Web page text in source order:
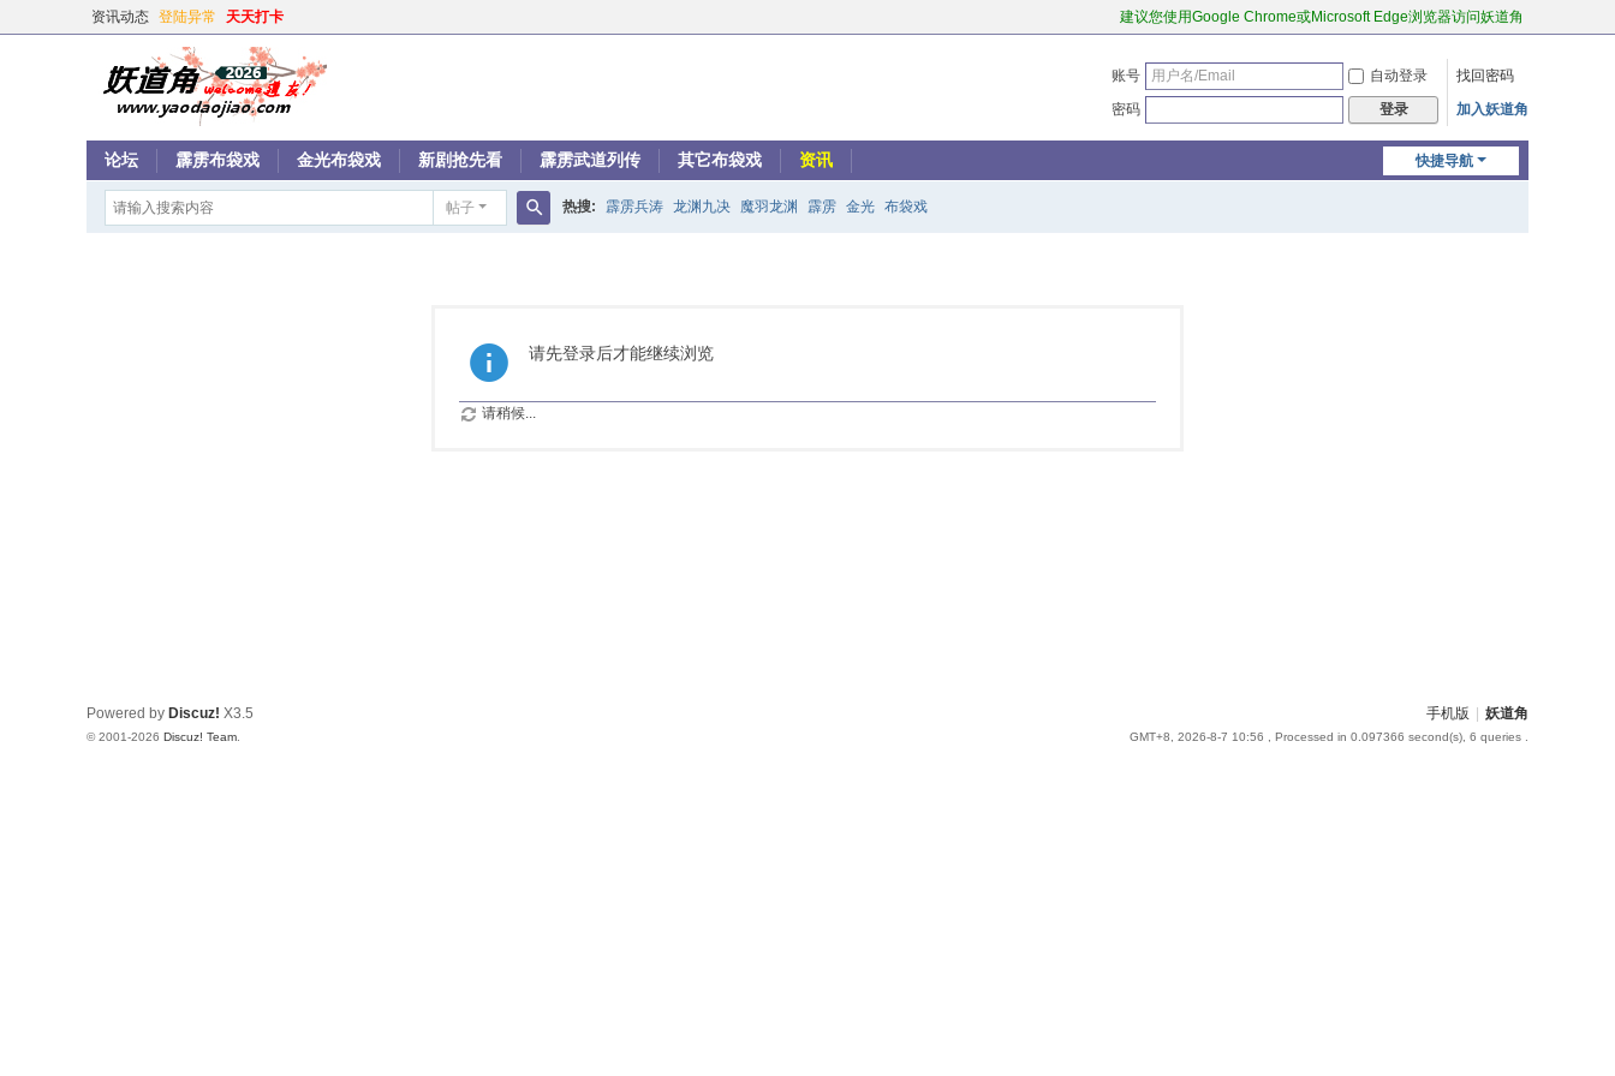
资讯动态 登陆异常 天天打卡 建议您使用Google Chrome或Microsoft Edge浏览器访问妖道角
账号 自动登录
找回密码
密码
登录 加入妖道角
快捷导航
论坛 霹雳布袋戏 金光布袋戏 新剧抢先看 霹雳武道列传 其它布袋戏 资讯
帖子 热搜: 霹雳兵涛 龙渊九决 魔羽龙渊 霹雳 金光 布袋戏
请先登录后才能继续浏览
请稍候...
手机版 妖道角
GMT+8, 2026-8-7 10:56 , Processed in 0.097366 second(s), 6 queries .
Powered by Discuz! X3.5
© 2001-2026 Discuz! Team